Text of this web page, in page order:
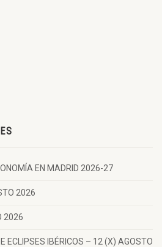
EN MADRID 2026-27
2026
2026
ECLIPSES IBÉRICOS – 12 (X) AGOSTO